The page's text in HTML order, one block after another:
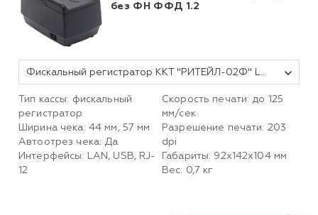
без ФН ФФД 1.2
Фискальный регистратор ККТ "РИТЕЙЛ-02Ф" LAN/USB с раз. ДЯ (черный) без ФН ФФД 1.2
Тип кассы: фискальный
регистратор
Ширина чека: 44 мм, 57 мм
Автоотрез чека: Да
Интерфейсы: LAN, USB, RJ-
12
Скорость печати: до 125
мм/сек
Разрешение печати: 203
dpi
Габариты: 92х142х104мм
Вес: 0,7 кг